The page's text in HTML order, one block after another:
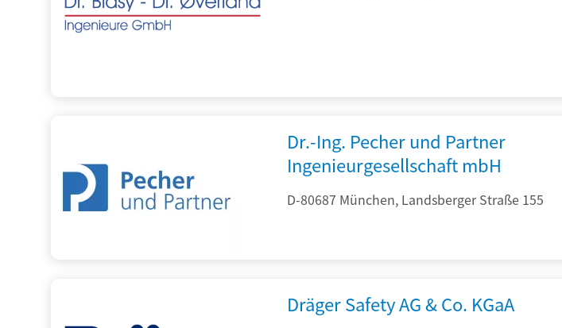
Dr.-Ing. Pecher und Partner
Ingenieurgesellschaft mbH
D-80687 München, Landsberger Straße 155
Dräger Safety AG & Co. KGaA